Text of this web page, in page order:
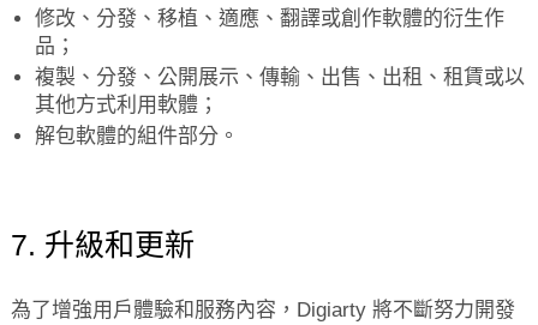
修改、分發、移植、適應、翻譯或創作軟體的衍生作
品；
複製、分發、公開展示、傳輸、出售、出租、租賃或以
其他方式利用軟體；
解包軟體的組件部分。
7. 升級和更新
為了增強用戶體驗和服務內容，Digiarty 將不斷努力開發